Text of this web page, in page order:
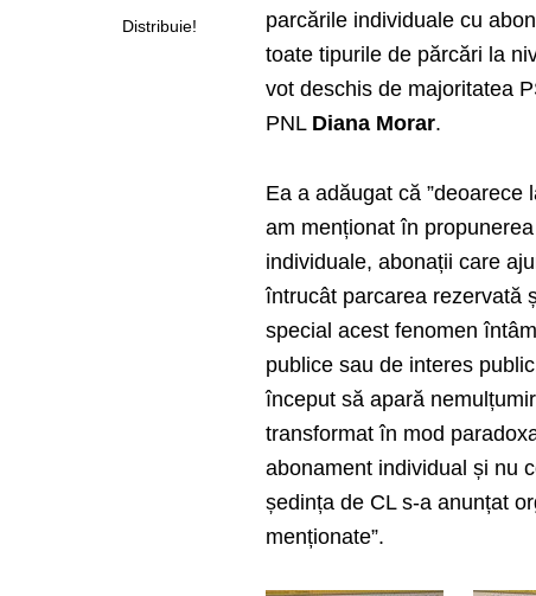
Distribuie!
parcările individuale cu
toate tipurile de părcări la
vot deschis de majoritatea
PNL Diana Morar.
Ea a adăugat că
am menționat în
individuale, abonații care
întrucât parcarea rezervată
special acest fenomen
publice sau de interes
început să apară
transformat în mod
abonament individual și nu
ședința de CL s-a anunțat
menționate”.